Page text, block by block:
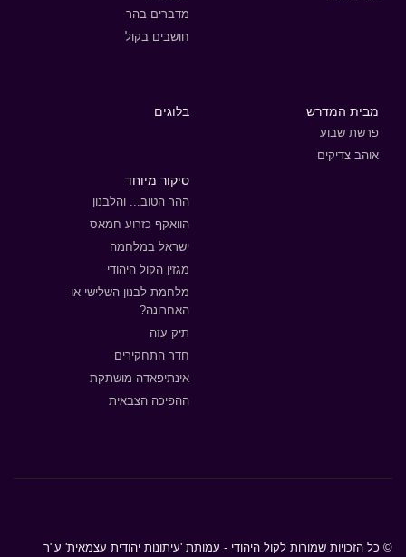
מדברים בהר
חושבים בקול
מבית המדרש
פרשת שבוע
אוהב צדיקים
בלוגים
סיקור מיוחד
ההר הטוב... והלבנון
הוואקף כזרוע חמאס
ישראל במלחמה
מגזין הקול היהודי
מלחמת לבנון השלישי או
האחרונה?
תיק עזה
חדר התחקירים
אינתיפאדה מושתקת
ההפיכה הצבאית
© כל הזכויות שמורות לקול היהודי - עמותת 'עיתונות יהודית עצמאית' ע"ר